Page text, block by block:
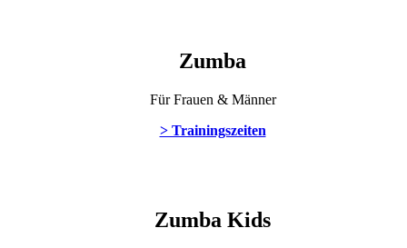
Zumba
Für Frauen & Männer
> Trainingszeiten
Zumba Kids